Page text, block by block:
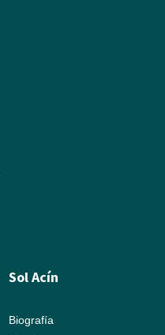
Sol Acín
Biografía